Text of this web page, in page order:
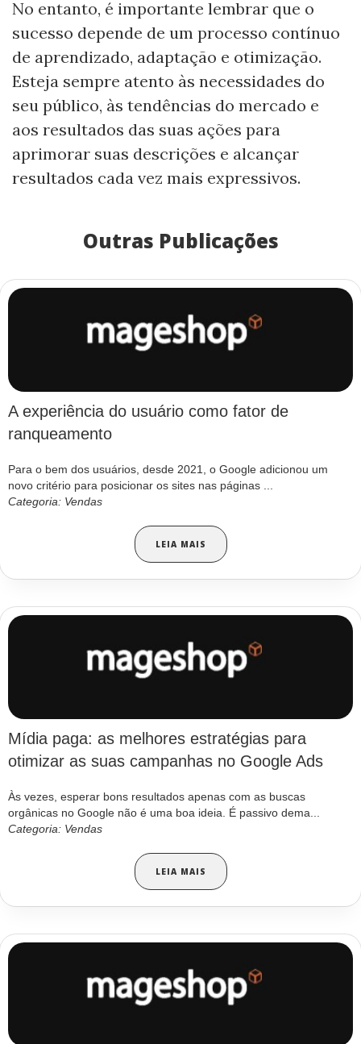
No entanto, é importante lembrar que o
sucesso depende de um processo contínuo
de aprendizado, adaptação e otimização.
Esteja sempre atento às necessidades do
seu público, às tendências do mercado e
aos resultados das suas ações para
aprimorar suas descrições e alcançar
resultados cada vez mais expressivos.
Outras Publicações
A experiência do usuário como fator de
ranqueamento
Para o bem dos usuários, desde 2021, o Google adicionou um
novo critério para posicionar os sites nas páginas ...
Categoria: Vendas
LEIA MAIS
Mídia paga: as melhores estratégias para
otimizar as suas campanhas no Google Ads
Às vezes, esperar bons resultados apenas com as buscas
orgânicas no Google não é uma boa ideia. É passivo dema...
Categoria: Vendas
LEIA MAIS